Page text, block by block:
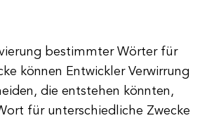
bestimmter Wörter für
können Entwickler Verwirrung
die entstehen könnten,
für unterschiedliche Zwecke